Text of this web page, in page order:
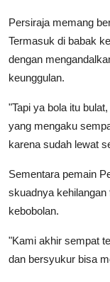
Persiraja memang
Termasuk di babak
dengan
keunggulan.
"Tapi ya bola itu
yang mengaku
karena sudah lewat
Sementara pemain
skuadnya
kebobolan.
"Kami akhir sempat
dan bersyukur bisa